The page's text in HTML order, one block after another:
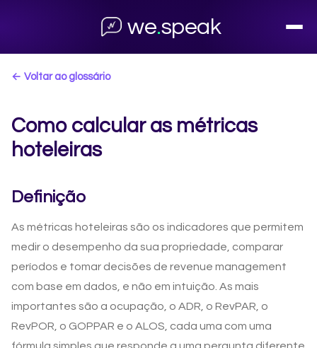
we.speak
← Voltar ao glossário
Como calcular as métricas
hoteleiras
Definição
As métricas hoteleiras são os indicadores que permitem
medir o desempenho da sua propriedade, comparar
períodos e tomar decisões de revenue management
com base em dados, e não em intuição. As mais
importantes são a ocupação, o ADR, o RevPAR, o
RevPOR, o GOPPAR e o ALOS, cada uma com uma